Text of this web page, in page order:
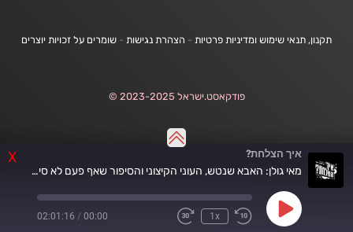
X איך הצלחת?
מאי גולן: האבא שנטש, העוני הקיצוני והסיפור שאף פעם לא סיפרה - איך הצלחת פרק 85
Play
Episode
Rewind
1x
Fast
00:00
/
02:01:16
תקנון, תנאי שימוש ומדיניות פרטיות - הצהרת נגישות - שומרים על זכויות יוצרים
פודקאסט.ישראל 2023-2025 ©